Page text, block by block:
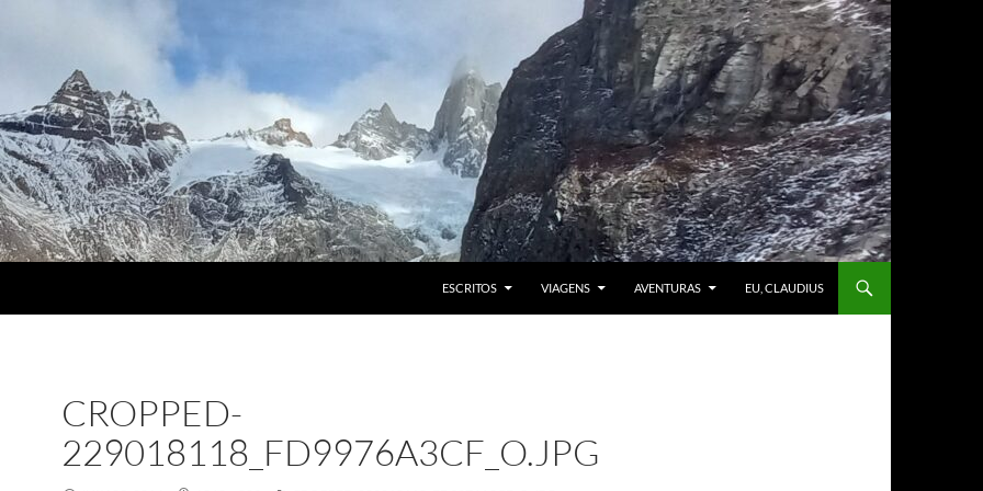
ESCRITOS VIAGENS AVENTURAS EU, CLAUDIUS
CROPPED-
229018118_FD9976A3CF_O.JPG